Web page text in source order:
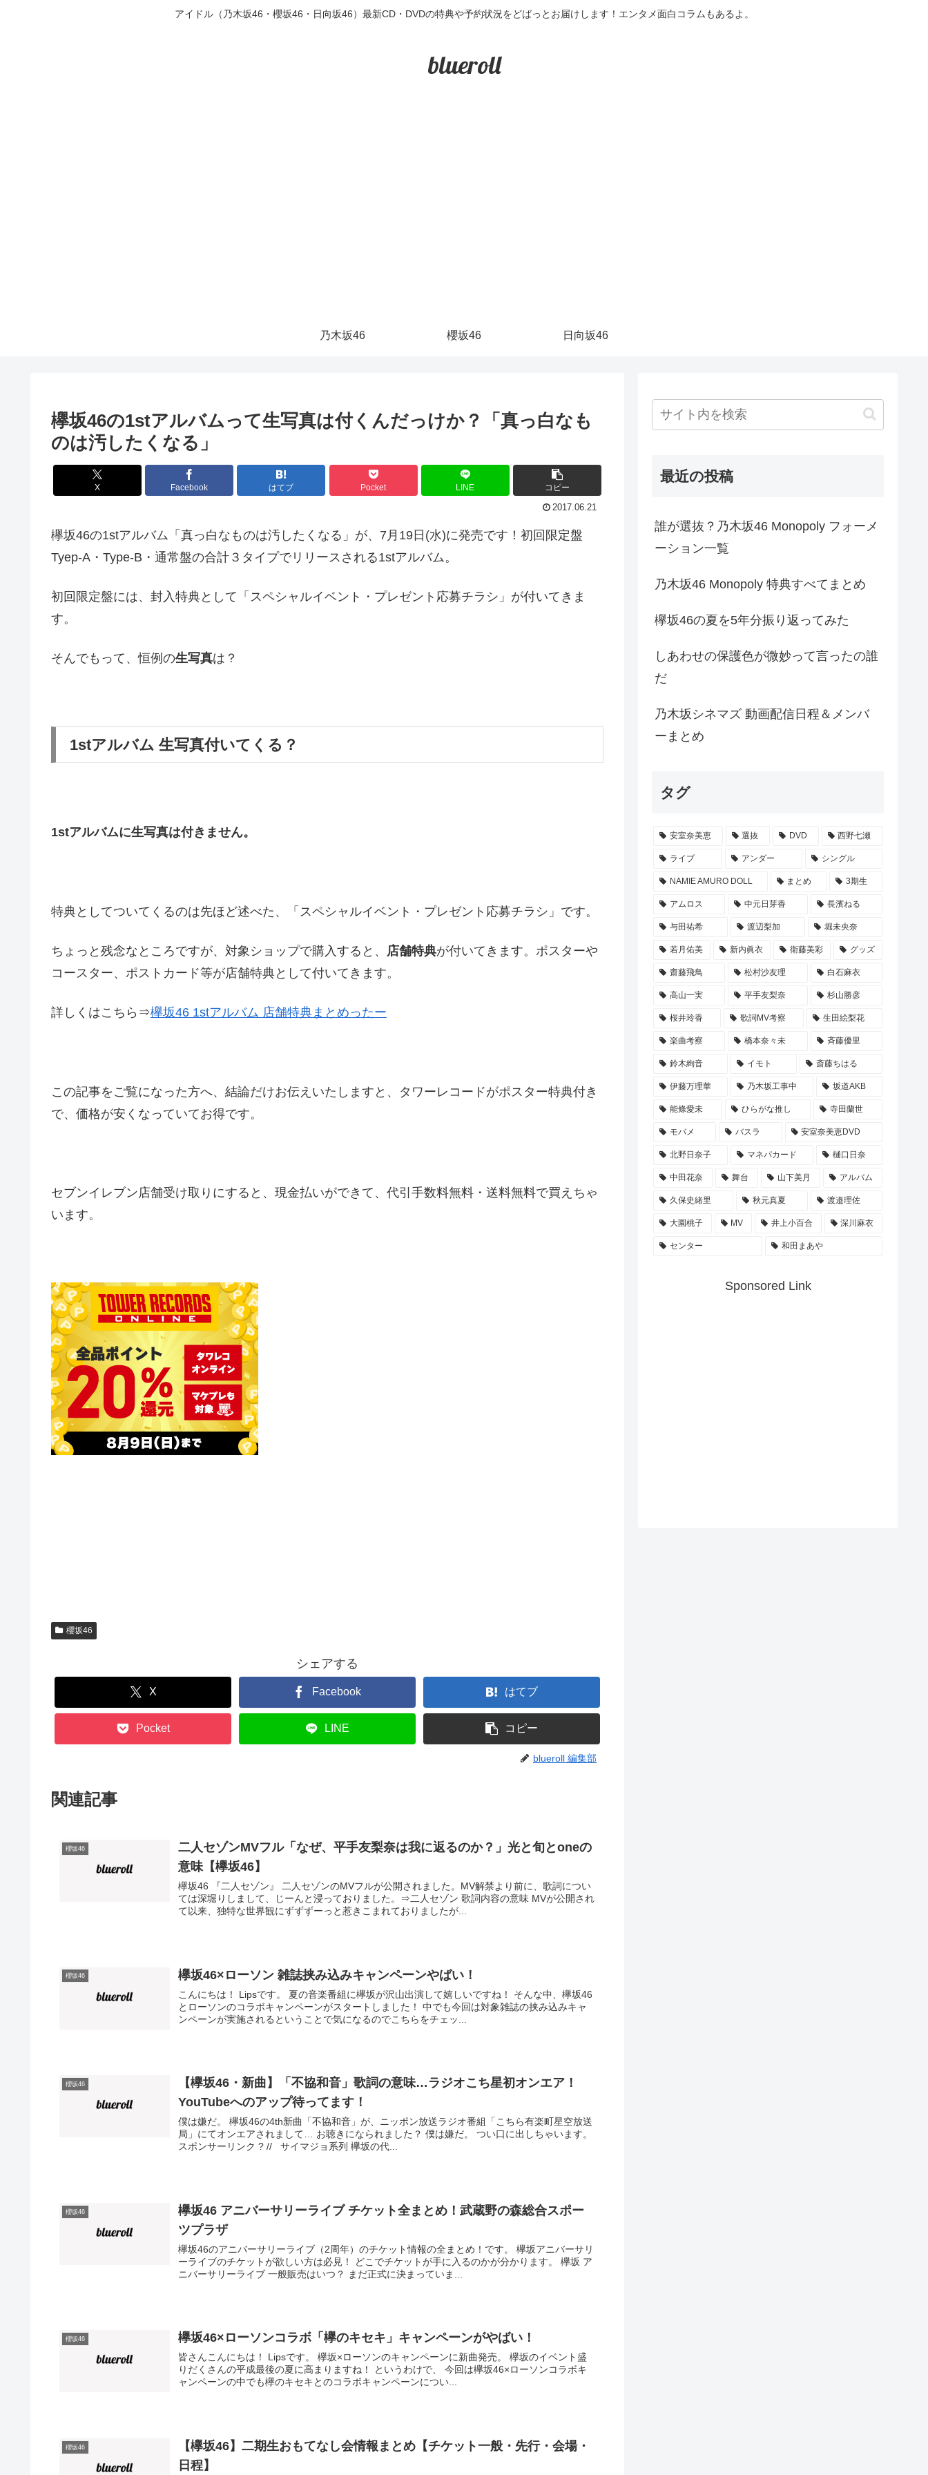
アイドル（乃木坂46・櫻坂46・日向坂46）最新CD・DVDの特典や予約状況をどばっとお届けします！エンタメ面白コラムもあるよ。
blueroll
乃木坂46 櫻坂46 日向坂46
欅坂46の1stアルバムって生写真は付くんだっけか？「真っ白なも
のは汚したくなる」
X Facebook はてブ Pocket LINE コピー
2017.06.21
欅坂46の1stアルバム「真っ白なものは汚したくなる」が、7月19日(水)に発売です！初回限定盤
Tyep-A・Type-B・通常盤の合計３タイプでリリースされる1stアルバム。
初回限定盤には、封入特典として「スペシャルイベント・プレゼント応募チラシ」が付いてきま
す。
そんでもって、恒例の生写真は？
1stアルバム 生写真付いてくる？
1stアルバムに生写真は付きません。
特典としてついてくるのは先ほど述べた、「スペシャルイベント・プレゼント応募チラシ」です。
ちょっと残念なところですが、対象ショップで購入すると、 店舗特典が付いてきます。ポスターや
コースター、ポストカード等が店舗特典として付いてきます。
詳しくはこちら⇒欅坂46 1stアルバム 店舗特典まとめったー
この記事をご覧になった方へ、結論だけお伝えいたしますと、タワーレコードがポスター特典付き
で、価格が安くなっていてお得です。
セブンイレブン店舗受け取りにすると、現金払いができて、代引手数料無料・送料無料で買えちゃ
います。
櫻坂46
シェアする
X Facebook はてブ
Pocket LINE コピー
blueroll 編集部
関連記事
櫻坂46
二人セゾンMVフル「なぜ、平手友梨奈は我に返るのか？」光と旬とoneの
意味【欅坂46】
欅坂46 『二人セゾン』 二人セゾンのMVフルが公開されました。MV解禁より前に、歌詞につい
ては深堀りしまして、じーんと浸っておりました。⇒二人セゾン 歌詞内容の意味 MVが公開され
て以来、独特な世界観にずずずーっと惹きこまれておりましたが...
櫻坂46 欅坂46×ローソン 雑誌挟み込みキャンペーンやばい！
こんにちは！ Lipsです。 夏の音楽番組に欅坂が沢山出演して嬉しいですね！ そんな中、欅坂46
とローソンのコラボキャンペーンがスタートしました！ 中でも今回は対象雑誌の挟み込みキャ
ンペーンが実施されるということで気になるのでこちらをチェッ...
櫻坂46
【欅坂46・新曲】「不協和音」歌詞の意味…ラジオこち星初オンエア！
YouTubeへのアップ待ってます！
僕は嫌だ。 欅坂46の4th新曲「不協和音」が、ニッポン放送ラジオ番組「こちら有楽町星空放送
局」にてオンエアされまして… お聴きになられました？ 僕は嫌だ。 つい口に出しちゃいます。
スポンサーリンク ? // サイマジョ系列 欅坂の代...
櫻坂46
欅坂46 アニバーサリーライブ チケット全まとめ！武蔵野の森総合スポー
ツプラザ
欅坂46のアニバーサリーライブ（2周年）のチケット情報の全まとめ！です。 欅坂アニバーサリ
ーライブのチケットが欲しい方は必見！ どこでチケットが手に入るのかが分かります。 欅坂 ア
ニバーサリーライブ 一般販売はいつ？ まだ正式に決まっていま...
櫻坂46 欅坂46×ローソンコラボ「欅のキセキ」キャンペーンがやばい！
皆さんこんにちは！ Lipsです。 欅坂×ローソンのキャンペーンに新曲発売。 欅坂のイベント盛
りだくさんの平成最後の夏に高まりますね！ というわけで、 今回は欅坂46×ローソンコラボキ
ャンペーンの中でも欅のキセキとのコラボキャンペーンについ...
櫻坂46
【欅坂46】二期生おもてなし会情報まとめ【チケット一般・先行・会場・
日程】
最近の投稿
誰が選抜？乃木坂46 Monopoly フォーメ
ーション一覧
乃木坂46 Monopoly 特典すべてまとめ
欅坂46の夏を5年分振り返ってみた
しあわせの保護色が微妙って言ったの誰
だ
乃木坂シネマズ 動画配信日程＆メンバ
ーまとめ
タグ
安室奈美恵 選抜 DVD 西野七瀬
ライブ アンダー シングル
NAMIE AMURO DOLL まとめ 3期生
アムロス 中元日芽香 長濱ねる
与田祐希 渡辺梨加 堀未央奈
若月佑美 新内眞衣 衛藤美彩 グッズ
齋藤飛鳥 松村沙友理 白石麻衣
高山一実 平手友梨奈 杉山勝彦
桜井玲香 歌詞MV考察 生田絵梨花
楽曲考察 橋本奈々未 斉藤優里
鈴木絢音 イモト 斎藤ちはる
伊藤万理華 乃木坂工事中 坂道AKB
能條愛未 ひらがな推し 寺田蘭世
モバメ バスラ 安室奈美恵DVD
北野日奈子 マネパカード 樋口日奈
中田花奈 舞台 山下美月 アルバム
久保史緒里 秋元真夏 渡邉理佐
大園桃子 MV 井上小百合 深川麻衣
センター 和田まあや
Sponsored Link